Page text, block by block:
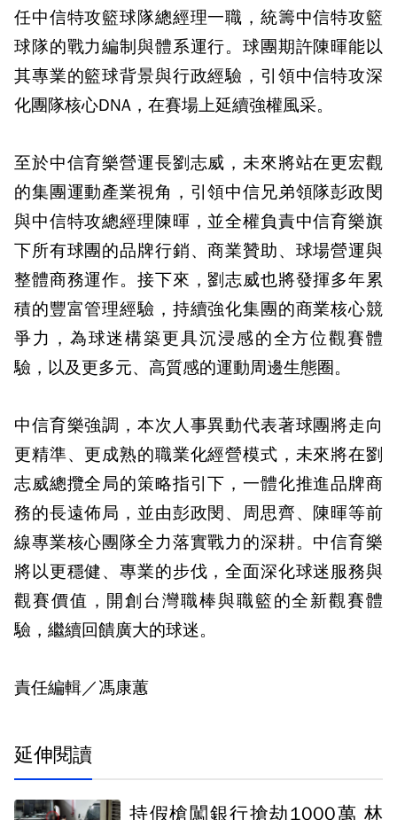
任中信特攻籃球隊總經理一職，統籌中信特攻籃
球隊的戰力編制與體系運行。球團期許陳暉能以
其專業的籃球背景與行政經驗，引領中信特攻深
化團隊核心DNA，在賽場上延續強權風采。
至於中信育樂營運長劉志威，未來將站在更宏觀
的集團運動產業視角，引領中信兄弟領隊彭政閔
與中信特攻總經理陳暉，並全權負責中信育樂旗
下所有球團的品牌行銷、商業贊助、球場營運與
整體商務運作。接下來，劉志威也將發揮多年累
積的豐富管理經驗，持續強化集團的商業核心競
爭力，為球迷構築更具沉浸感的全方位觀賽體
驗，以及更多元、高質感的運動周邊生態圈。
中信育樂強調，本次人事異動代表著球團將走向
更精準、更成熟的職業化經營模式，未來將在劉
志威總攬全局的策略指引下，一體化推進品牌商
務的長遠佈局，並由彭政閔、周思齊、陳暉等前
線專業核心團隊全力落實戰力的深耕。中信育樂
將以更穩健、專業的步伐，全面深化球迷服務與
觀賽價值，開創台灣職棒與職籃的全新觀賽體
驗，繼續回饋廣大的球迷。
責任編輯／馮康蕙
延伸閱讀
持假槍闖銀行搶劫1000萬 林